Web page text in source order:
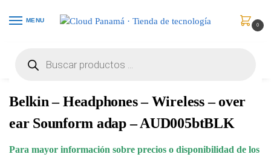
MENU
0
Belkin – Headphones – Wireless – over
ear Sounform adap – AUD005btBLK
Para mayor información sobre precios o disponibilidad de los